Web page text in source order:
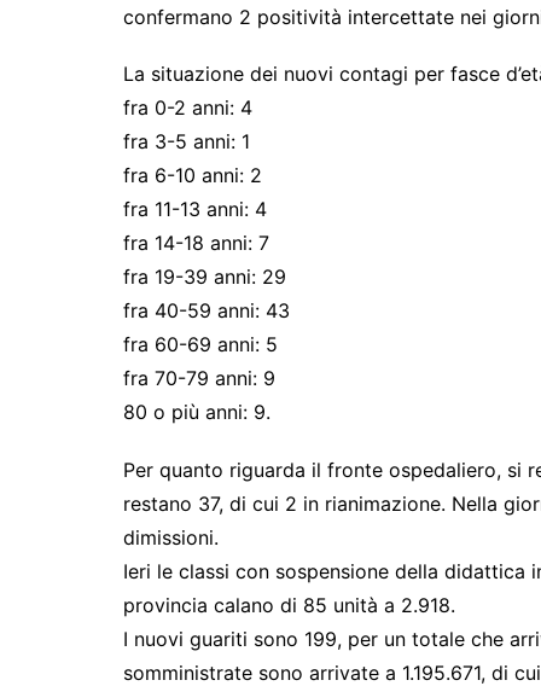
confermano 2 positività intercettate nei
La situazione dei nuovi contagi per fasce
fra 0-2 anni: 4
fra 3-5 anni: 1
fra 6-10 anni: 2
fra 11-13 anni: 4
fra 14-18 anni: 7
fra 19-39 anni: 29
fra 40-59 anni: 43
fra 60-69 anni: 5
fra 70-79 anni: 9
80 o più anni: 9.
Per quanto riguarda il fronte ospedaliero, si
restano 37, di cui 2 in rianimazione. Nella
dimissioni.
Ieri le classi con sospensione della didattica
provincia calano di 85 unità a 2.918.
I nuovi guariti sono 199, per un totale che
somministrate sono arrivate a 1.195.671, di